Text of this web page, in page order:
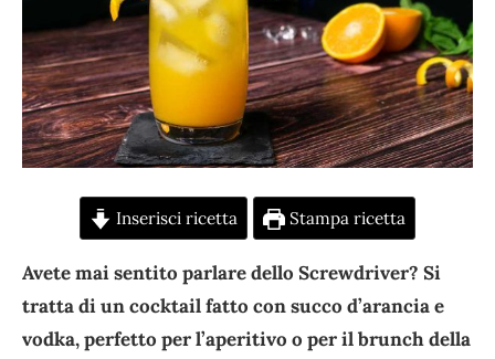
Inserisci ricetta Stampa ricetta
Avete mai sentito parlare dello Screwdriver? Si
tratta di un cocktail fatto con succo d’arancia e
vodka, perfetto per l’aperitivo o per il brunch della